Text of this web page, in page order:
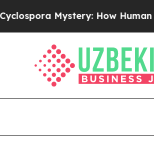
How Human Poop Got